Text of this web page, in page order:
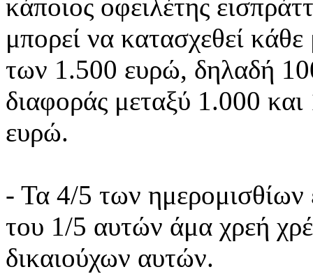
κάποιος οφειλέτης
μπορεί να κατασχεθεί
των 1.500 ευρώ, δηλαδή
διαφοράς μεταξύ 1.000
ευρώ.
- Τα 4/5 των ημερομισθίων
του 1/5 αυτών άμα χρεή
δικαιούχων αυτών.